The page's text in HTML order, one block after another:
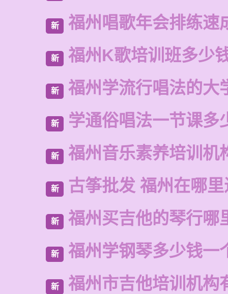
新 福州唱歌年会排练速
新 福州K歌培训班多少
新 福州学流行唱法的大
新 学通俗唱法一节课多
新 福州音乐素养培训机
新 古筝批发 福州在哪
新 福州买吉他的琴行哪
新 福州学钢琴多少钱一
新 福州市吉他培训机构